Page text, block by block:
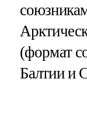
(формат
Балтии и